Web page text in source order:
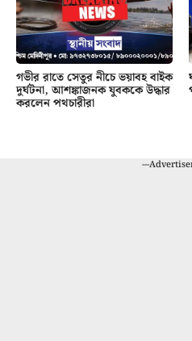
গভীর রাতে সেতুর নীচে ভয়াবহ বাইক
দুর্ঘটনা, আশঙ্কাজনক যুবককে উদ্ধার
করলেন পথচারীরা
---